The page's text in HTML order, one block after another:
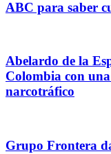
ABC para saber
Abelardo de la
Colombia con
narcotráfico
Grupo Frontera